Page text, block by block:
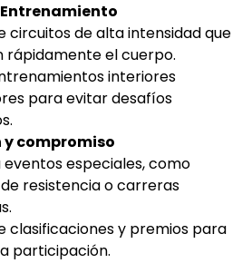
circuitos de alta intensidad que
rápidamente el cuerpo.
interiores
para evitar desafíos
compromiso
eventos especiales, como
resistencia o carreras
clasificaciones y premios para
participación.